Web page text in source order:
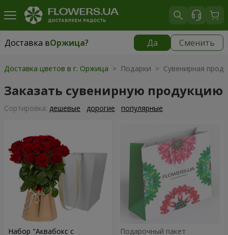
Доставка вОржица? Да Сменить
Доставка вОржица|
Доставка цветов в г. Оржица > Подарки > Сувенирная
Заказать сувенирную продукцию
Cортировка: дешевые дорогие популярные
Набор "Аквабокс с Подарочный пакет